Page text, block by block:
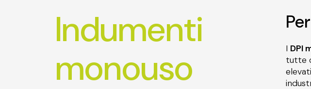
Indumenti
monouso
I DPI
tutte